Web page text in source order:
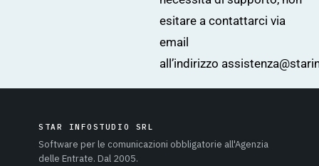
esitare a contattarci via
email
all’indirizzo
STAR INFOSTUDIO SRL
Software per le comunicazioni obbligatorie all'Agenzia
delle Entrate. Dal 2005.